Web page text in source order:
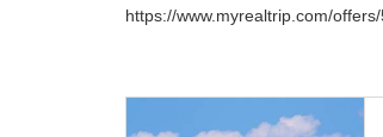
https://www.myrealtrip.com/